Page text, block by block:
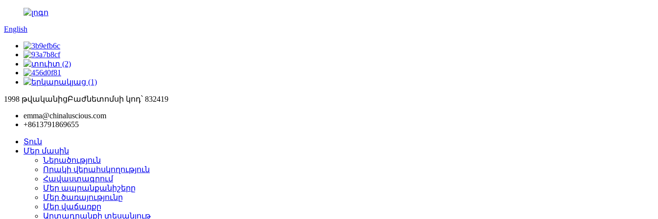
English
1998 թվականիցԲաժնետոմսի կոդ՝ 832419
emma@chinaluscious.com
+8613791869655
Տուն
Մեր մասին
Ներածություն
Որակի վերահսկողություն
Հավաստագրում
Մեր ապրանքանիշերը
Մեր ծառայությունը
Մեր վաճառքը
Արտադրանքի տեսանյութ